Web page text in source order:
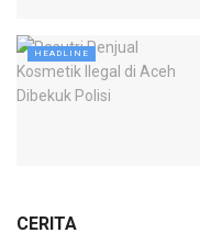
HEADLINE
CERITA